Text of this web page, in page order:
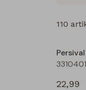
110
Persival
22,99